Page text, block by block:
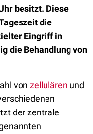
besitzt. Diese
die
Eingriff in
die Behandlung von
von zellulären und
der zentrale